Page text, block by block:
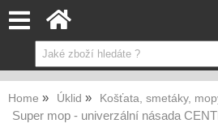
Home Úklid Košťata, smetáky,
Super mop - univerzální násada